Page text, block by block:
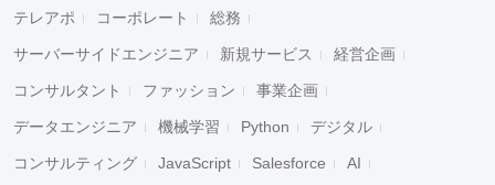
テレアポ コーポレート 総務
サーバーサイドエンジニア 新規サービス 経営企画
コンサルタント ファッション 事業企画
データエンジニア 機械学習 Python デジタル
コンサルティング JavaScript Salesforce AI